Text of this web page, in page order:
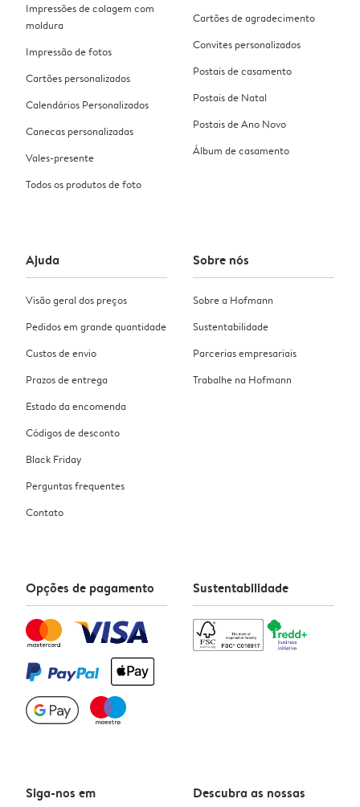
Impressões de colagem com
moldura
Impressão de fotos
Cartões personalizados
Calendários Personalizados
Canecas personalizadas
Vales-presente
Todos os produtos de foto
Cartões de agradecimento
Convites personalizados
Postais de casamento
Postais de Natal
Postais de Ano Novo
Álbum de casamento
Ajuda
Visão geral dos preços
Pedidos em grande quantidade
Custos de envio
Prazos de entrega
Estado da encomenda
Códigos de desconto
Black Friday
Perguntas frequentes
Contato
Sobre nós
Sobre a Hofmann
Sustentabilidade
Parcerias empresariais
Trabalhe na Hofmann
Opções de pagamento Sustentabilidade
Siga-nos em
Descubra as nossas